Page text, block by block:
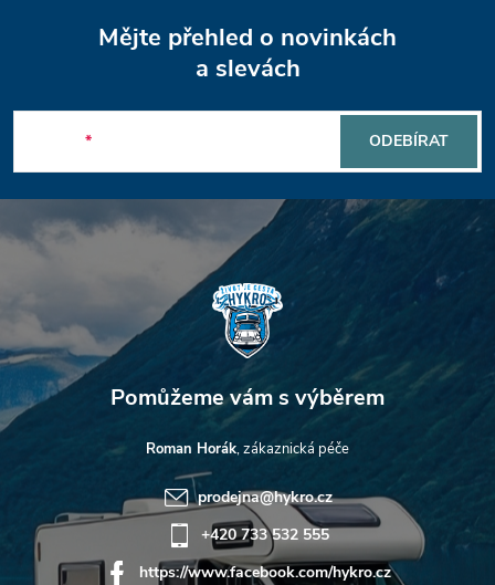
p
a
t
í
Mějte přehled o novinkách
a slevách
ODEBÍRAT
Roman Horák
prodejna@hykro.cz
+420 733 532 555
https://www.facebook.com/hykro.cz